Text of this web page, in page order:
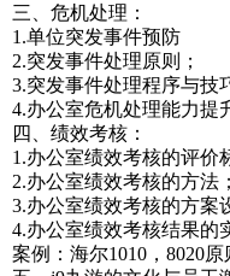
三、危机处理：
1.单位突发事件预防
2.突发事件处理原则；
3.突发事件处理程序与技
4.办公室危机处理能力提
四、绩效考核：
1.办公室绩效考核的评价
2.办公室绩效考核的方法；
3.办公室绩效考核的方案
4.办公室绩效考核结果的
案例：海尔1010，8020原